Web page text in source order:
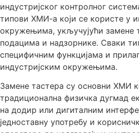
индустријског контролног
типови ХМИ-а који се користе у
окружењима, укључујући замене
подацима и надзорнике. Сваки
специфичним функцијама и
индустријским окружењима.
Замене тастера су основни ХМИ
традиционална физичка дугмад
на додир или дигиталним
једноставну употребу и